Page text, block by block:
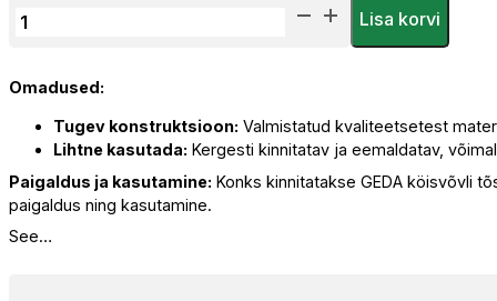
GEDA
kogus
Lisa korvi
Omadused:
Tugev konstruktsioon: Valmistatud kvaliteetsetest
Lihtne kasutada: Kergesti kinnitatav ja eemaldatav,
Paigaldus ja kasutamine: Konks kinnitatakse GEDA köisvõvli
paigaldus ning kasutamine.
See…